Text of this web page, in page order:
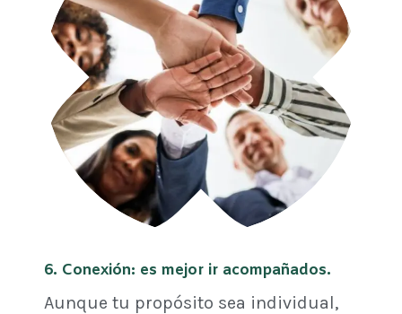
6. Conexión: es mejor ir acompañados.
Aunque tu propósito sea individual,